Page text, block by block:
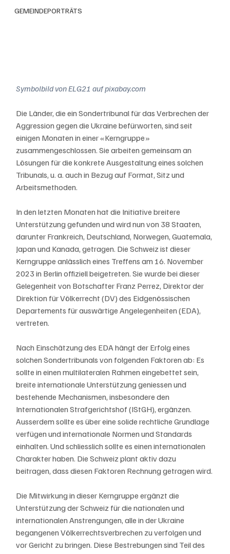
GEMEINDEPORTRÄTS
Symbolbild von ELG21 auf pixabay.com
Die Länder, die ein Sondertribunal für das Verbrechen der
Aggression gegen die Ukraine befürworten, sind seit
einigen Monaten in einer «Kerngruppe»
zusammengeschlossen. Sie arbeiten gemeinsam an
Lösungen für die konkrete Ausgestaltung eines solchen
Tribunals, u. a. auch in Bezug auf Format, Sitz und
Arbeitsmethoden.
In den letzten Monaten hat die Initiative breitere
Unterstützung gefunden und wird nun von 38 Staaten,
darunter Frankreich, Deutschland, Norwegen, Guatemala,
Japan und Kanada, getragen. Die Schweiz ist dieser
Kerngruppe anlässlich eines Treffens am 16. November
2023 in Berlin offiziell beigetreten. Sie wurde bei dieser
Gelegenheit von Botschafter Franz Perrez, Direktor der
Direktion für Völkerrecht (DV) des Eidgenössischen
Departements für auswärtige Angelegenheiten (EDA),
vertreten.
Nach Einschätzung des EDA hängt der Erfolg eines
solchen Sondertribunals von folgenden Faktoren ab: Es
sollte in einen multilateralen Rahmen eingebettet sein,
breite internationale Unterstützung geniessen und
bestehende Mechanismen, insbesondere den
Internationalen Strafgerichtshof (IStGH), ergänzen.
Ausserdem sollte es über eine solide rechtliche Grundlage
verfügen und internationale Normen und Standards
einhalten. Und schliesslich sollte es einen internationalen
Charakter haben. Die Schweiz plant aktiv dazu
beitragen, dass diesen Faktoren Rechnung getragen wird.
Die Mitwirkung in dieser Kerngruppe ergänzt die
Unterstützung der Schweiz für die nationalen und
internationalen Anstrengungen, alle in der Ukraine
begangenen Völkerrechtsverbrechen zu verfolgen und
vor Gericht zu bringen. Diese Bestrebungen sind Teil des